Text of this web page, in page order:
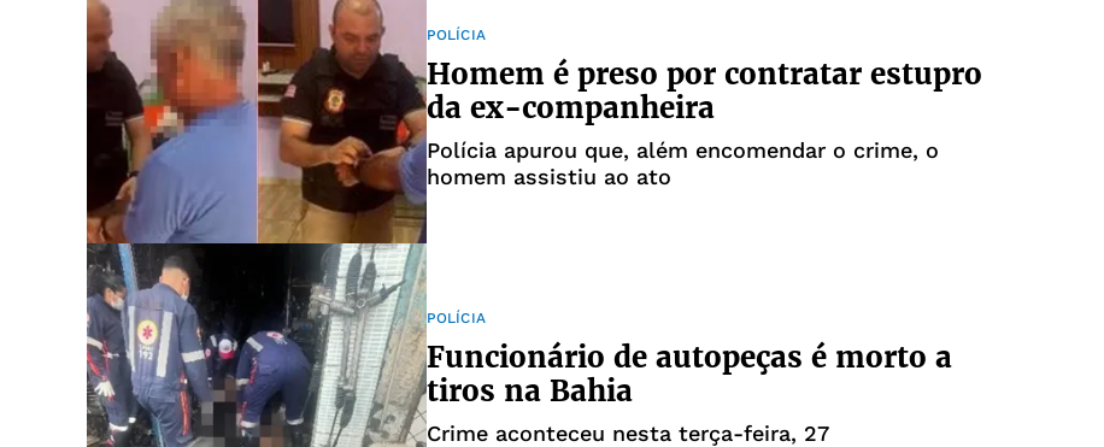
POLÍCIA
Homem é preso por contratar estupro
da ex-companheira
Polícia apurou que, além encomendar o crime, o
homem assistiu ao ato
POLÍCIA
Funcionário de autopeças é morto a
tiros na Bahia
Crime aconteceu nesta terça-feira, 27